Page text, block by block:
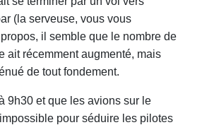
(la serveuse, vous vous
il semble que le nombre de
ait récemment augmenté, mais
de tout fondement.
9h30 et que les avions sur le
pour séduire les pilotes